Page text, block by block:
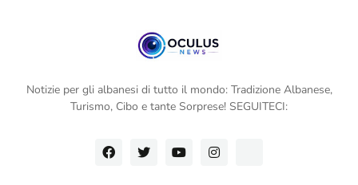
Notizie per gli albanesi di tutto il mondo: Tradizione Albanese,
Turismo, Cibo e tante Sorprese! SEGUITECI: